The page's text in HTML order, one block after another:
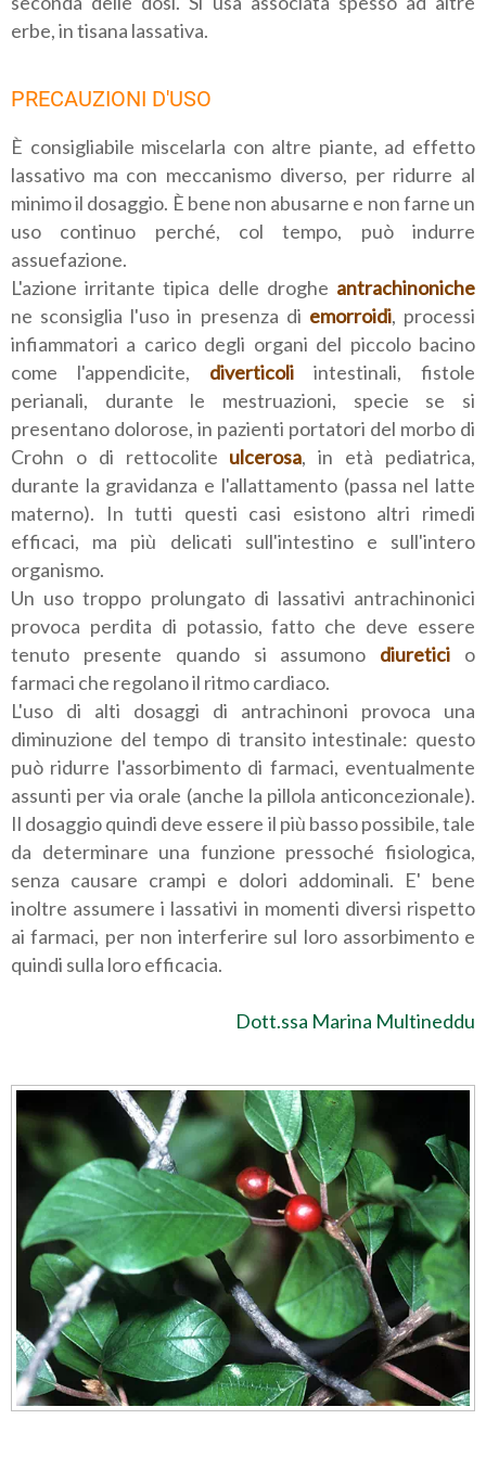
erbe, in tisana lassativa.
PRECAUZIONI D'USO
È consigliabile miscelarla con altre piante, ad effetto
lassativo ma con meccanismo diverso, per ridurre al
minimo il dosaggio. È bene non abusarne e non farne un
uso continuo perché, col tempo, può indurre
assuefazione.
L'azione irritante tipica delle droghe antrachinoniche
ne sconsiglia l'uso in presenza di emorroidi, processi
infiammatori a carico degli organi del piccolo bacino
come l'appendicite, diverticoli intestinali, fistole
perianali, durante le mestruazioni, specie se si
presentano dolorose, in pazienti portatori del morbo di
Crohn o di rettocolite ulcerosa, in età pediatrica,
durante la gravidanza e l'allattamento (passa nel latte
materno). In tutti questi casi esistono altri rimedi
efficaci, ma più delicati sull'intestino e sull'intero
organismo.
Un uso troppo prolungato di lassativi antrachinonici
provoca perdita di potassio, fatto che deve essere
tenuto presente quando si assumono diuretici o
farmaci che regolano il ritmo cardiaco.
L'uso di alti dosaggi di antrachinoni provoca una
diminuzione del tempo di transito intestinale: questo
può ridurre l'assorbimento di farmaci, eventualmente
assunti per via orale (anche la pillola anticoncezionale).
Il dosaggio quindi deve essere il più basso possibile, tale
da determinare una funzione pressoché fisiologica,
senza causare crampi e dolori addominali. E' bene
inoltre assumere i lassativi in momenti diversi rispetto
ai farmaci, per non interferire sul loro assorbimento e
quindi sulla loro efficacia.
Dott.ssa Marina Multineddu